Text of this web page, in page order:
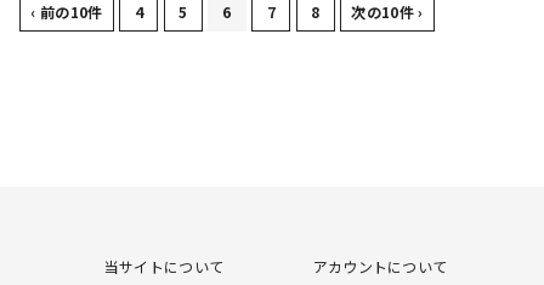
‹ 前の10件 4 5 6 7 8 次の10件 ›
当サイトについて アカウントについて